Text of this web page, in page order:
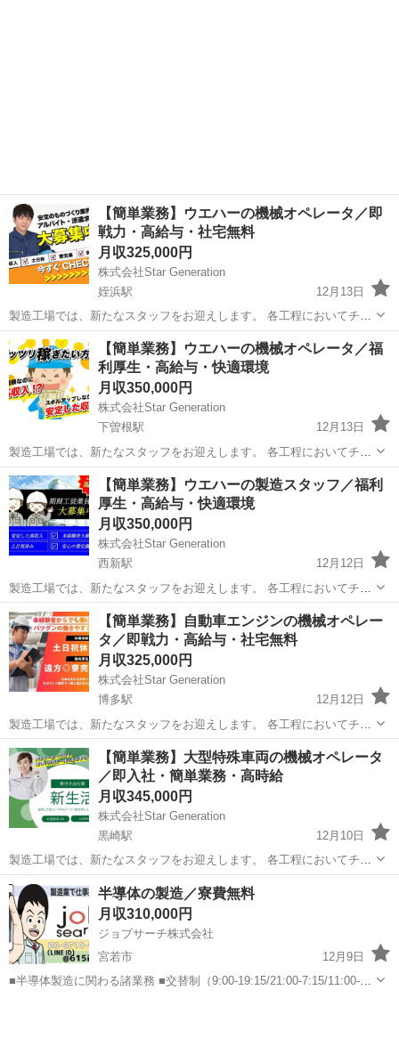
【簡単業務】ウエハーの機械オペレータ／即
戦力・高給与・社宅無料
月収325,000円
株式会社Star Generation
姪浜駅
12月13日
製造工場では、新たなスタッフをお迎えします。 各工程においてチー
ムと連携し、高品質な製品を効率的に生み出す役割を担っていただき
ます。 経験がなくても、充実したサポートと研修が整っており、安心
して働ける環境です。 ...
福岡 福岡市 姪浜駅 半導体
【簡単業務】ウエハーの機械オペレータ／福
利厚生・高給与・快適環境
月収350,000円
株式会社Star Generation
下曽根駅
12月13日
製造工場では、新たなスタッフをお迎えします。 各工程においてチー
ムと連携し、高品質な製品を効率的に生み出す役割を担っていただき
ます。 経験がなくても、充実したサポートと研修が整っており、安心
して働ける環境です。 ...
福岡 北九州市 下曽根駅 業務
【簡単業務】ウエハーの製造スタッフ／福利
厚生・高給与・快適環境
月収350,000円
株式会社Star Generation
西新駅
12月12日
製造工場では、新たなスタッフをお迎えします。 各工程においてチー
ムと連携し、高品質な製品を効率的に生み出す役割を担っていただき
ます。 経験がなくても、充実したサポートと研修が整っており、安心
して働ける環境です。 ...
福岡 福岡市 西新駅 半導体
【簡単業務】⾃動⾞エンジンの機械オペレー
タ／即戦力・高給与・社宅無料
月収325,000円
株式会社Star Generation
博多駅
12月12日
製造工場では、新たなスタッフをお迎えします。 各工程においてチー
ムと連携し、高品質な製品を効率的に生み出す役割を担っていただき
ます。 経験がなくても、充実したサポートと研修が整っており、安心
して働ける環境です。 ...
福岡 福岡市 博多駅 半導体 業務
【簡単業務】大型特殊車両の機械オペレータ
／即入社・簡単業務・高時給
月収345,000円
株式会社Star Generation
黒崎駅
12月10日
製造工場では、新たなスタッフをお迎えします。 各工程においてチー
ムと連携し、高品質な製品を効率的に生み出す役割を担っていただき
ます。 経験がなくても、充実したサポートと研修が整っており、安心
して働ける環境です。 ...
福岡 北九州市 黒崎駅 半導体 業務
半導体の製造／寮費無料
月収310,000円
ジョブサーチ株式会社
宮若市
12月9日
■半導体製造に関わる諸業務 ■交替制（9:00-19:15/21:00-7:15/11:00-